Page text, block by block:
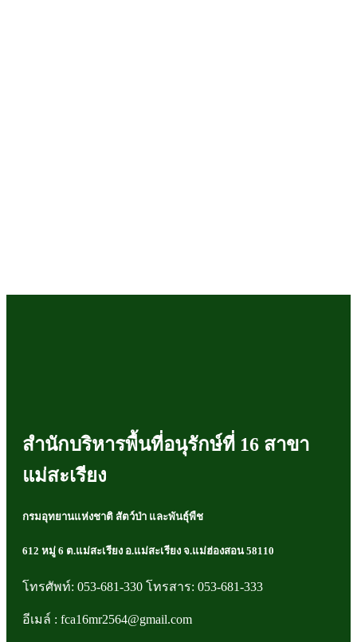
สำนักบริหารพื้นที่อนุรักษ์ที่ 16 สาขา
แม่สะเรียง
กรมอุทยานแห่งชาติ สัตว์ป่า และพันธุ์พืช
612 หมู่ 6 ต.แม่สะเรียง อ.แม่สะเรียง จ.แม่ฮ่องสอน 58110
โทรศัพท์: 053-681-330 โทรสาร: 053-681-333
อีเมล์ : fca16mr2564@gmail.com